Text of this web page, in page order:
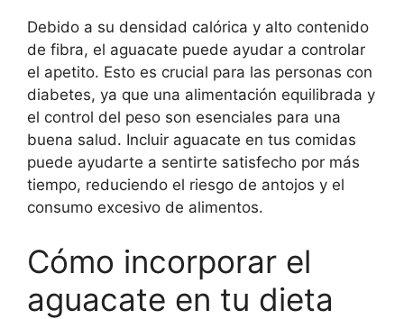
Debido a su densidad calórica y alto contenido
de fibra, el aguacate puede ayudar a controlar
el apetito. Esto es crucial para las personas con
diabetes, ya que una alimentación equilibrada y
el control del peso son esenciales para una
buena salud. Incluir aguacate en tus comidas
puede ayudarte a sentirte satisfecho por más
tiempo, reduciendo el riesgo de antojos y el
consumo excesivo de alimentos.
Cómo incorporar el
aguacate en tu dieta